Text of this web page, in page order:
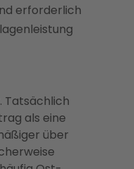
erforderlich
Tatsächlich
als eine
über